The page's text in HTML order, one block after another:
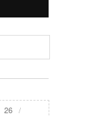
26 /